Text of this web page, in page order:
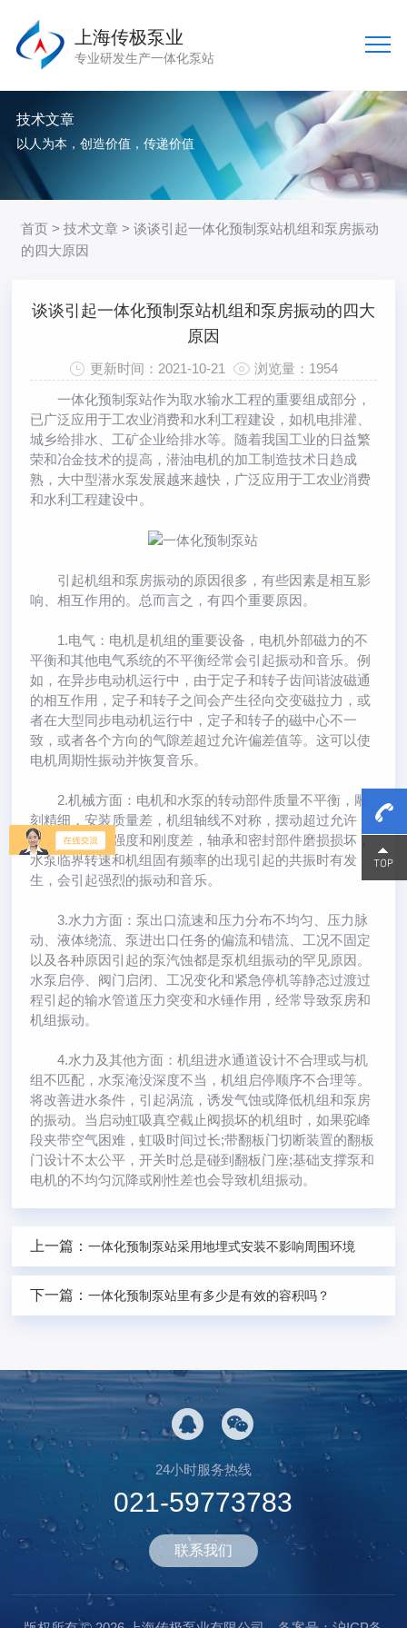
上海传极泵业
专业研发生产一体化泵站
技术文章
以人为本，创造价值，传递价值
首页 >技术文章 > 谈谈引起一体化预制泵站机组和泵房振动
的四大原因
谈谈引起一体化预制泵站机组和泵房振动的四大
原因
更新时间：2021-10-21
浏览量：1954
一体化预制泵站作为取水输水工程的重要组成部分，
已广泛应用于工农业消费和水利工程建设，如机电排灌、
城乡给排水、工矿企业给排水等。随着我国工业的日益繁
荣和冶金技术的提高，潜油电机的加工制造技术日趋成
熟，大中型潜水泵发展越来越快，广泛应用于工农业消费
和水利工程建设中。
引起机组和泵房振动的原因很多，有些因素是相互影
响、相互作用的。总而言之，有四个重要原因。
1.电气：电机是机组的重要设备，电机外部磁力的不
平衡和其他电气系统的不平衡经常会引起振动和音乐。例
如，在异步电动机运行中，由于定子和转子齿间谐波磁通
的相互作用，定子和转子之间会产生径向交变磁拉力，或
者在大型同步电动机运行中，定子和转子的磁中心不一
致，或者各个方向的气隙差超过允许偏差值等。这可以使
电机周期性振动并恢复音乐。
2.机械方面：电机和水泵的转动部件质量不平衡，雕
刻精细，安装质量差，机组轴线不对称，摆动超过允许
值，部件机械强度和刚度差，轴承和密封部件磨损损坏，
水泵临界转速和机组固有频率的出现引起的共振时有发
生，会引起强烈的振动和音乐。
3.水力方面：泵出口流速和压力分布不均匀、压力脉
动、液体绕流、泵进出口任务的偏流和错流、工况不固定
以及各种原因引起的泵汽蚀都是泵机组振动的罕见原因。
水泵启停、阀门启闭、工况变化和紧急停机等静态过渡过
程引起的输水管道压力突变和水锤作用，经常导致泵房和
机组振动。
4.水力及其他方面：机组进水通道设计不合理或与机
组不匹配，水泵淹没深度不当，机组启停顺序不合理等。
将改善进水条件，引起涡流，诱发气蚀或降低机组和泵房
的振动。当启动虹吸真空截止阀损坏的机组时，如果驼峰
段夹带空气困难，虹吸时间过长;带翻板门切断装置的翻板
门设计不太公平，开关时总是碰到翻板门座;基础支撑泵和
电机的不均匀沉降或刚性差也会导致机组振动。
上一篇：一体化预制泵站采用地埋式安装不影响周围环境
下一篇：一体化预制泵站里有多少是有效的容积吗？
24小时服务热线
021-59773783
联系我们